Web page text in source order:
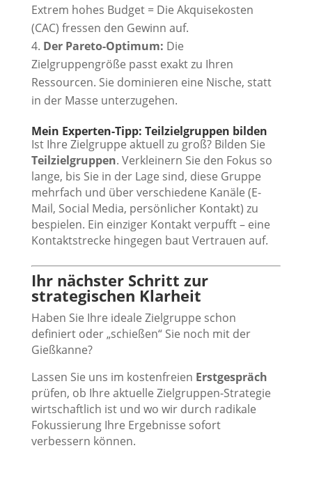
Extrem hohes Budget = Die Akquisekosten
(CAC) fressen den Gewinn auf.
Der Pareto-Optimum: Die
Zielgruppengröße passt exakt zu Ihren
Ressourcen. Sie dominieren eine Nische, statt
in der Masse unterzugehen.
Mein Experten-Tipp: Teilzielgruppen bilden
Ist Ihre Zielgruppe aktuell zu groß? Bilden Sie
Teilzielgruppen. Verkleinern Sie den Fokus so
lange, bis Sie in der Lage sind, diese Gruppe
mehrfach und über verschiedene Kanäle (E-
Mail, Social Media, persönlicher Kontakt) zu
bespielen. Ein einziger Kontakt verpufft – eine
Kontaktstrecke hingegen baut Vertrauen auf.
Ihr nächster Schritt zur
strategischen Klarheit
Haben Sie Ihre ideale Zielgruppe schon
definiert oder „schießen“ Sie noch mit der
Gießkanne?
Lassen Sie uns im kostenfreien Erstgespräch
prüfen, ob Ihre aktuelle Zielgruppen-Strategie
wirtschaftlich ist und wo wir durch radikale
Fokussierung Ihre Ergebnisse sofort
verbessern können.